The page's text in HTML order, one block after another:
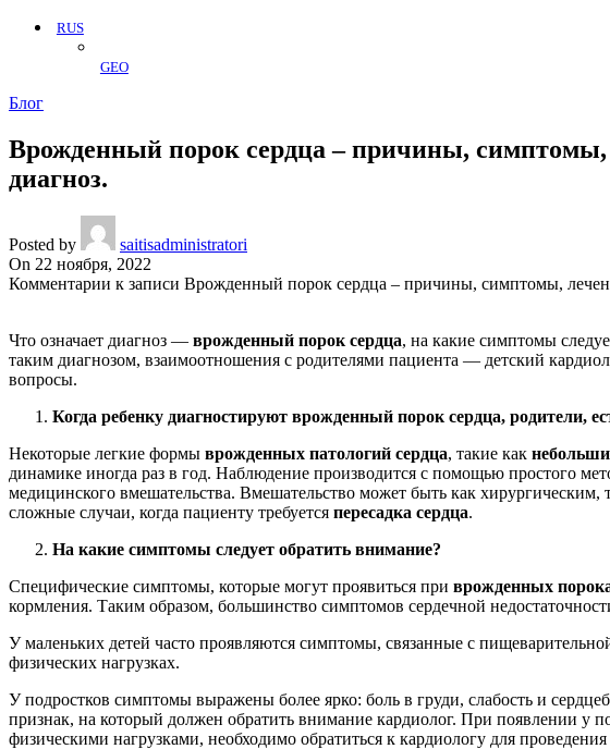
RUS
GEO
Блог
Врожденный порок сердца – причины,
диагноз.
Posted by
saitisadministratori
On 22 ноября, 2022
Комментарии к записи Врожденный порок сердца – причины, симптомы,
Что означает диагноз — врожденный порок сердца, на какие симптомы
таким диагнозом, взаимоотношения с родителями пациента — детский
вопросы.
Когда ребенку диагностируют врожденный порок сердца, родители,
Некоторые легкие формы врожденных патологий сердца, такие как
динамике иногда раз в год. Наблюдение производится с помощью простого
медицинского вмешательства. Вмешательство может быть как
сложные случаи, когда пациенту требуется пересадка сердца.
На какие симптомы следует обратить внимание?
Специфические симптомы, которые могут проявиться при врожденных
кормления. Таким образом, большинство симптомов сердечной
У маленьких детей часто проявляются симптомы, связанные с
физических нагрузках.
У подростков симптомы выражены более ярко: боль в груди, слабость и
признак, на который должен обратить внимание кардиолог. При появлении у
физическими нагрузками, необходимо обратиться к кардиологу для